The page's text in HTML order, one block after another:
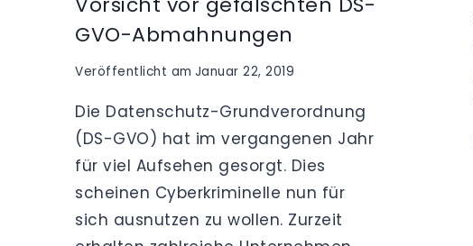
GVO-Abmahnungen
Veröffentlicht am Januar 22, 2019
Die Datenschutz-Grundverordnung
(DS-GVO) hat im vergangenen Jahr
für viel Aufsehen gesorgt. Dies
scheinen Cyberkriminelle nun für
sich ausnutzen zu wollen. Zurzeit